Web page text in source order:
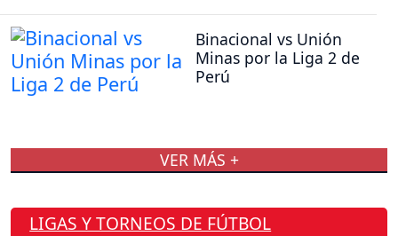
Binacional vs Unión
Minas por la Liga 2 de
Perú
VER MÁS +
LIGAS Y TORNEOS DE FÚTBOL